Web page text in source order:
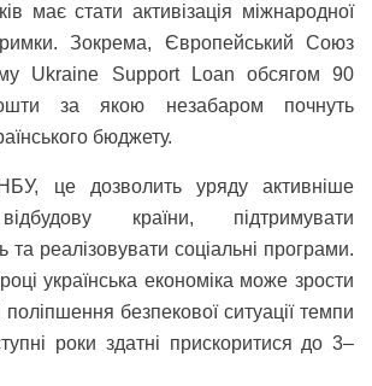
має стати активізація міжнародної
Зокрема, Європейський Союз
Ukraine Support Loan обсягом 90
за якою незабаром почнуть
бюджету.
це дозволить уряду активніше
країни, підтримувати
та реалізовувати соціальні програми.
українська економіка може зрости
безпекової ситуації темпи
роки здатні прискоритися до 3–